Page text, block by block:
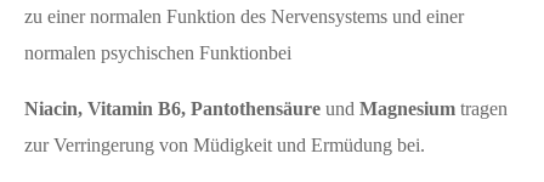
zu einer normalen Funktion des Nervensystems und einer
normalen psychischen Funktionbei
Niacin, Vitamin B6, Pantothensäure und Magnesium tragen
zur Verringerung von Müdigkeit und Ermüdung bei.